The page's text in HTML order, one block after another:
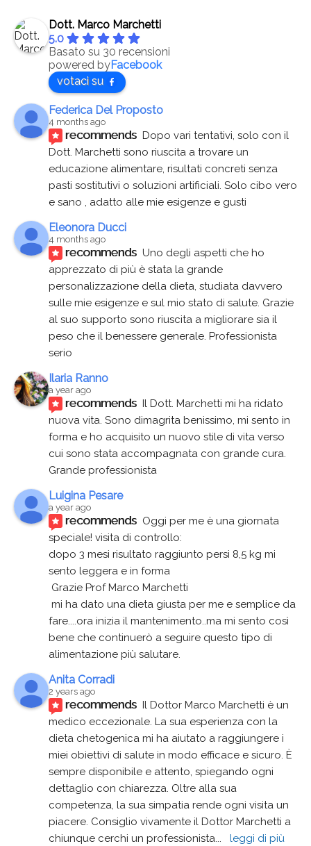
Dott. Marco Marchetti
5.0
Basato su 30 recensioni
powered byFacebook
votaci su
Federica Del Proposto
4 months ago
recommends Dopo vari tentativi, solo con il
Dott. Marchetti sono riuscita a trovare un
educazione alimentare, risultati concreti senza
pasti sostitutivi o soluzioni artificiali. Solo cibo vero
e sano , adatto alle mie esigenze e gusti
Eleonora Ducci
4 months ago
recommends Uno degli aspetti che ho
apprezzato di più è stata la grande
personalizzazione della dieta, studiata davvero
sulle mie esigenze e sul mio stato di salute. Grazie
al suo supporto sono riuscita a migliorare sia il
peso che il benessere generale. Professionista
serio
Ilaria Ranno
a year ago
recommends
Il Dott. Marchetti mi ha ridato
nuova vita. Sono dimagrita benissimo, mi sento in
forma e ho acquisito un nuovo stile di vita verso
cui sono stata accompagnata con grande cura.
Grande professionista
Luigina Pesare
a year ago
recommends Oggi per me è una giornata
speciale! visita di controllo:
dopo 3 mesi risultato raggiunto persi 8,5 kg mi
sento leggera e in forma
Grazie Prof Marco Marchetti
fare....ora inizia il mantenimento..ma mi sento così
bene che continuerò a seguire questo tipo di
alimentazione più salutare.
Anita Corradi
2 years ago
recommends
Il Dottor Marco Marchetti è un
medico eccezionale. La sua esperienza con la
dieta chetogenica mi ha aiutato a raggiungere i
miei obiettivi di salute in modo efficace e sicuro. È
sempre disponibile e attento, spiegando ogni
dettaglio con chiarezza. Oltre alla sua
competenza, la sua simpatia rende ogni visita un
piacere. Consiglio vivamente il Dottor Marchetti a
chiunque cerchi un professionista... leggi di più